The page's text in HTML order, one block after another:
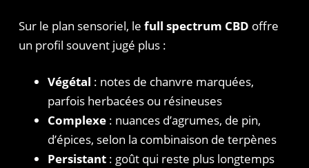
Sur le plan sensoriel, le full spectrum CBD offre
un profil souvent jugé plus :
Végétal : notes de chanvre marquées,
parfois herbacées ou résineuses
Complexe : nuances d’agrumes, de pin,
d’épices, selon la combinaison de terpènes
Persistant : goût qui reste plus longtemps